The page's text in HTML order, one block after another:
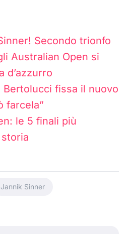
Secondo trionfo
Australian Open si
d’azzurro
Bertolucci fissa il nuovo
farcela”
le 5 finali più
Jannik Sinner